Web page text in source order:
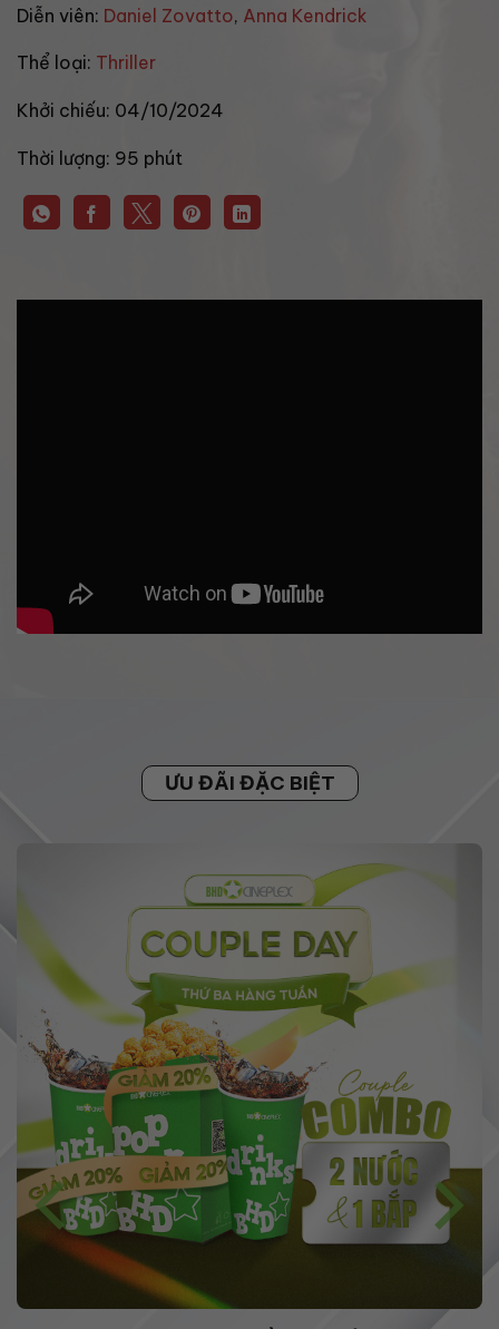
Diễn viên: Daniel Zovatto, Anna Kendrick
Thể loại: Thriller
Khởi chiếu: 04/10/2024
Thời lượng: 95 phút
ƯU ĐÃI ĐẶC BIỆT